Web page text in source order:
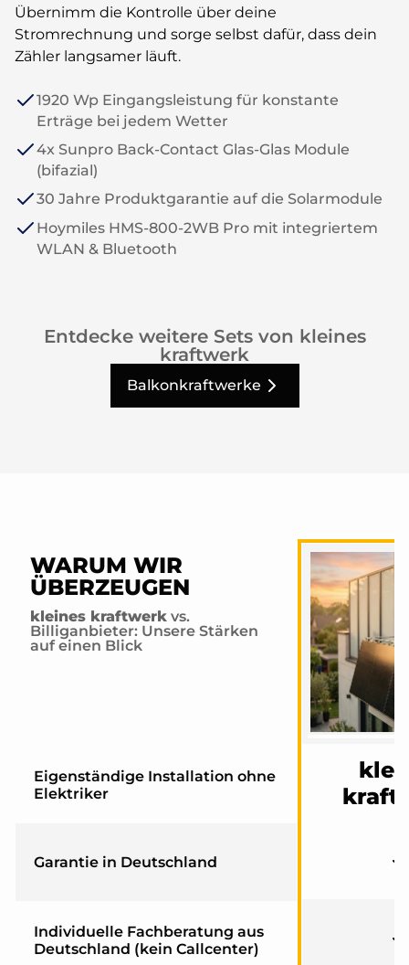
Übernimm die Kontrolle über deine
Stromrechnung und sorge selbst dafür, dass dein
Zähler langsamer läuft.
1920 Wp Eingangsleistung für konstante
Erträge bei jedem Wetter
4x Sunpro Back-Contact Glas-Glas Module
(bifazial)
30 Jahre Produktgarantie auf die Solarmodule
Hoymiles HMS-800-2WB Pro mit integriertem
WLAN & Bluetooth
Entdecke weitere Sets von kleines
kraftwerk
Balkonkraftwerke
WARUM WIR
ÜBERZEUGEN
kleines kraftwerk vs.
Billiganbieter: Unsere Stärken
auf einen Blick
Eigenständige Installation ohne
Elektriker
Garantie in Deutschland
Individuelle Fachberatung aus
Deutschland (kein Callcenter)